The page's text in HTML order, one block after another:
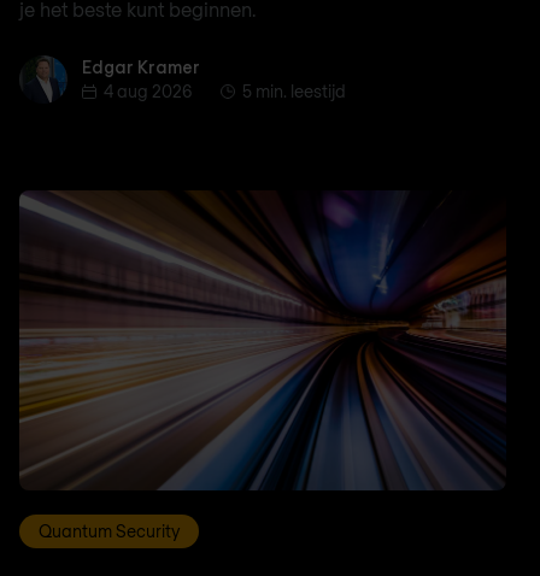
je het beste kunt beginnen.
Edgar KramerEdgar Kramer
4 aug 2026
5 min. leestijd
Quantum Security